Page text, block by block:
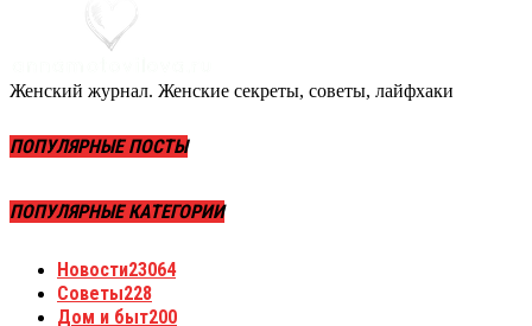
Женский журнал. Женские секреты, советы, лайфхаки
ПОПУЛЯРНЫЕ ПОСТЫ
ПОПУЛЯРНЫЕ КАТЕГОРИИ
Новости23064
Советы228
Дом и быт200